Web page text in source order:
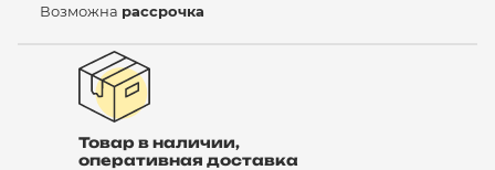
Возможна рассрочка
Товар в наличии,
оперативная доставка